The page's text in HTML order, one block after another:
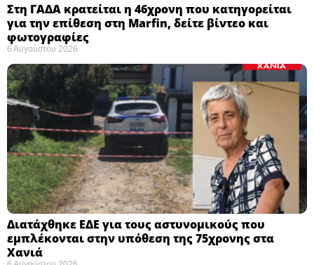
Στη ΓΑΔΑ κρατείται η 46χρονη που κατηγορείται
για την επίθεση στη Marfin, δείτε βίντεο και
φωτογραφίες
6 Αυγούστου 2026
Διατάχθηκε ΕΔΕ για τους αστυνομικούς που
εμπλέκονται στην υπόθεση της 75χρονης στα
Χανιά